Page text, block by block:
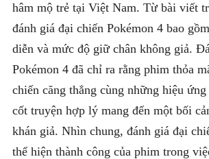
hâm mộ trẻ tại Việt Nam. Từ bài viết
đánh giá đại chiến Pokémon 4 bao
diễn và mức độ giữ chân không giả.
Pokémon 4 đã chỉ ra rằng phim thỏa
chiến căng thẳng cùng những hiệu
cốt truyện hợp lý mang đến một bối
khán giả. Nhìn chung, đánh giá đại
thể hiện thành công của phim trong